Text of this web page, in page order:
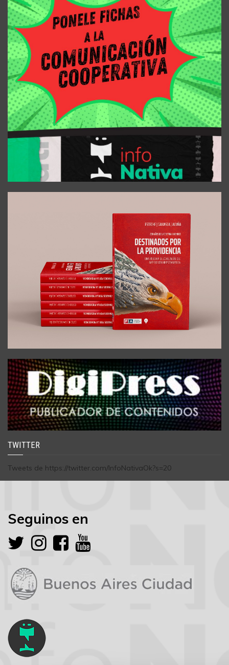
TWITTER
Tweets de https://twitter.com/InfoNativaOk?s=20
Seguinos en